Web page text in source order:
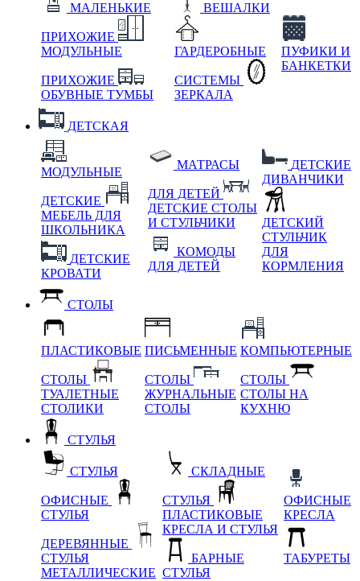
МАЛЕНЬКИЕ
ПРИХОЖИЕ
МОДУЛЬНЫЕ
ПРИХОЖИЕ
ОБУВНЫЕ ТУМБЫ
ВЕШАЛКИ
ГАРДЕРОБНЫЕ
СИСТЕМЫ
ЗЕРКАЛА
ПУФИКИ И
БАНКЕТКИ
ДЕТСКАЯ
МОДУЛЬНЫЕ
ДЕТСКИЕ
МЕБЕЛЬ ДЛЯ
ШКОЛЬНИКА
ДЕТСКИЕ
КРОВАТИ
МАТРАСЫ
ДЛЯ ДЕТЕЙ
ДЕТСКИЕ СТОЛЫ
И СТУЛЬЧИКИ
КОМОДЫ
ДЛЯ ДЕТЕЙ
ДЕТСКИЕ
ДИВАНЧИКИ
ДЕТСКИЙ
СТУЛЬЧИК
ДЛЯ
КОРМЛЕНИЯ
СТОЛЫ
ПЛАСТИКОВЫЕ
СТОЛЫ
ТУАЛЕТНЫЕ
СТОЛИКИ
ПИСЬМЕННЫЕ
СТОЛЫ
ЖУРНАЛЬНЫЕ
СТОЛЫ
КОМПЬЮТЕРНЫЕ
СТОЛЫ
СТОЛЫ НА
КУХНЮ
СТУЛЬЯ
СТУЛЬЯ
ОФИСНЫЕ
СТУЛЬЯ
ДЕРЕВЯННЫЕ
СТУЛЬЯ
МЕТАЛЛИЧЕСКИЕ
СКЛАДНЫЕ
СТУЛЬЯ
ПЛАСТИКОВЫЕ
КРЕСЛА И СТУЛЬЯ
БАРНЫЕ
СТУЛЬЯ
ОФИСНЫЕ
КРЕСЛА
ТАБУРЕТЫ